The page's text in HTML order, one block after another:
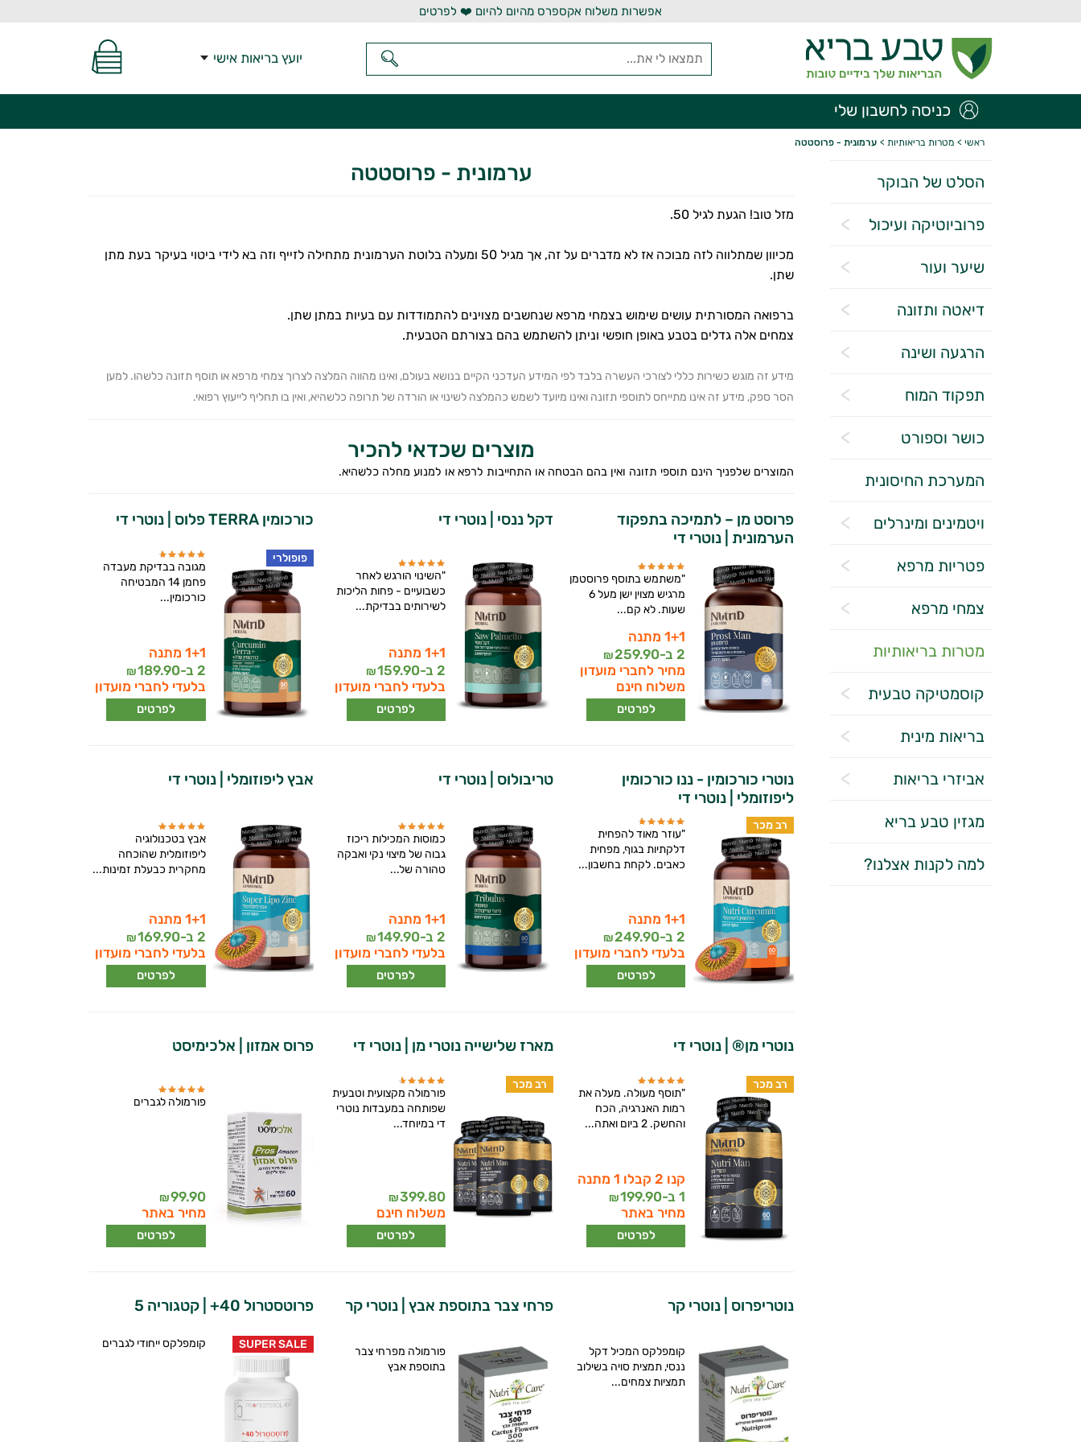
אפשרות משלוח אקספרס מהיום להיום ❤️ לפרטים
יועץ בריאות אישי
כניסה לחשבון שלי
ראשי > מטרות בריאותיות > ערמונית - פרוסטטה
הסלט של הבוקר
פרוביוטיקה ועיכול
שיער ועור
דיאטה ותזונה
הרגעה ושינה
תפקוד המוח
כושר וספורט
המערכת החיסונית
ויטמינים ומינרלים
פטריות מרפא
צמחי מרפא
מטרות בריאותיות
קוסמטיקה טבעית
בריאות מינית
אביזרי בריאות
מגזין טבע בריא
למה לקנות אצלנו?
ערמונית - פרוסטטה
מזל טוב! הגעת לגיל 50.
מכיוון שמתלווה לזה מבוכה אז לא מדברים על זה, אך מגיל 50 ומעלה בלוטת הערמונית מתחילה לזייף וזה בא לידי ביטוי בעיקר בעת מתן
שתן.
ברפואה המסורתית עושים שימוש בצמחי מרפא שנחשבים מצוינים להתמודדות עם בעיות במתן שתן.
צמחים אלה גדלים בטבע באופן חופשי וניתן להשתמש בהם בצורתם הטבעית.
מידע זה מוגש כשירות כללי לצורכי העשרה בלבד לפי המידע העדכני הקיים בנושא בעולם, ואינו מהווה המלצה לצרוך צמחי מרפא או תוסף תזונה כלשהו. למען
הסר ספק, מידע זה אינו מתייחס לתוספי תזונה ואינו מיועד לשמש כהמלצה לשינוי או הורדה של תרופה כלשהיא, ואין בו תחליף לייעוץ רפואי.
מוצרים שכדאי להכיר
המוצרים שלפניך הינם תוספי תזונה ואין בהם הבטחה או התחייבות לרפא או למנוע מחלה כלשהיא.
פרוסט מן – לתמיכה בתפקוד
הערמונית | נוטרי די
"משתמש בתוסף פרוסטמן
מרגיש מצוין ישן מעל 6
שעות. לא קם...
1+1 מתנה
2 ב-
259.90
₪
מחיר לחברי מועדון
משלוח חינם
לפרטים
דקל ננסי | נוטרי די
"השינוי הורגש לאחר
כשבועיים - פחות הליכות
לשירותים בבדיקת...
1+1 מתנה
2 ב-
159.90
₪
בלעדי לחברי מועדון
לפרטים
כורכומין TERRA פלוס | נוטרי די
פופולרי
מגובה בבדיקת מעבדה
פחמן 14 המבטיחה
כורכומין...
1+1 מתנה
2 ב-
189.90
₪
בלעדי לחברי מועדון
לפרטים
נוטרי כורכומין - ננו כורכומין
ליפוזומלי | נוטרי די
רב מכר
"עוזר מאוד להפחית
דלקתיות בגוף, מפחית
כאבים. לקחת בחשבון...
1+1 מתנה
2 ב-
249.90
₪
בלעדי לחברי מועדון
לפרטים
טריבולוס | נוטרי די
כמוסות המכילות ריכוז
גבוה של מיצוי נקי ואבקה
טהורה של...
1+1 מתנה
2 ב-
149.90
₪
בלעדי לחברי מועדון
לפרטים
אבץ ליפוזומלי | נוטרי די
אבץ בטכנולוגיה
ליפוזומלית שהוכחה
מחקרית כבעלת זמינות...
1+1 מתנה
2 ב-
169.90
₪
בלעדי לחברי מועדון
לפרטים
נוטרי מן® | נוטרי די
רב מכר
"תוסף מעולה. מעלה את
רמות האנרגיה, הכח
והחשק. 2 ביום ואתה...
קנו 2 קבלו 1 מתנה
1 ב-
199.90
₪
מחיר באתר
לפרטים
מארז שלישייה נוטרי מן | נוטרי די
רב מכר
פורמולה מקצועית וטבעית
שפותחה במעבדות נוטרי
די במיוחד...
399.80
₪
משלוח חינם
לפרטים
פרוס אמזון | אלכימיסט
פורמולה לגברים
99.90
₪
מחיר באתר
לפרטים
נוטריפרוס | נוטרי קר
קומפלקס המכיל דקל
ננסי, תמצית סויה בשילוב
תמציות צמחים...
פרחי צבר בתוספת אבץ | נוטרי קר
פורמולה מפרחי צבר
בתוספת אבץ
פרוטסטרול 40+ | קטגוריה 5
SUPER SALE קומפלקס ייחודי לגברים